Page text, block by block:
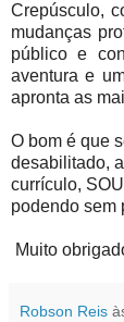
Crepúsculo,
mudanças
público e
aventura e
apronta as
O bom é que
desabilitado,
currículo,
podendo sem
Muito
Robson Reis